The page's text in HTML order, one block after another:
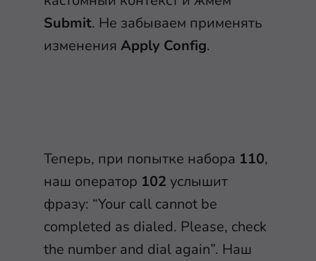
Submit. Не забываем применять
изменения Apply Config.
Теперь, при попытке набора 110,
наш оператор 102 услышит
фразу: “Your call cannot be
completed as dialed. Please, check
the number and dial again”. Наш